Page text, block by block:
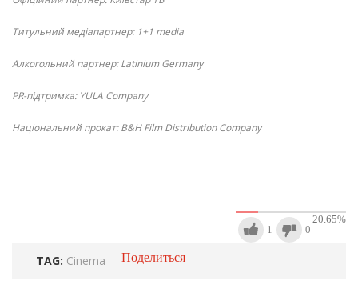
Титульний медіапартнер: 1+1 media
Алкогольний партнер: Latinium Germany
PR-підтримка: YULA Company
Національний прокат: B&H Film Distribution Company
20.65%
1
0
TAG: Cinema Поделиться